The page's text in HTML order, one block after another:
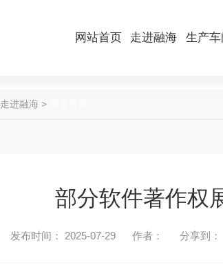
网站首页 走进融海 生产车
走进融海 >
部分软件著作权
发布时间： 2025-07-29 作者： 分享到：